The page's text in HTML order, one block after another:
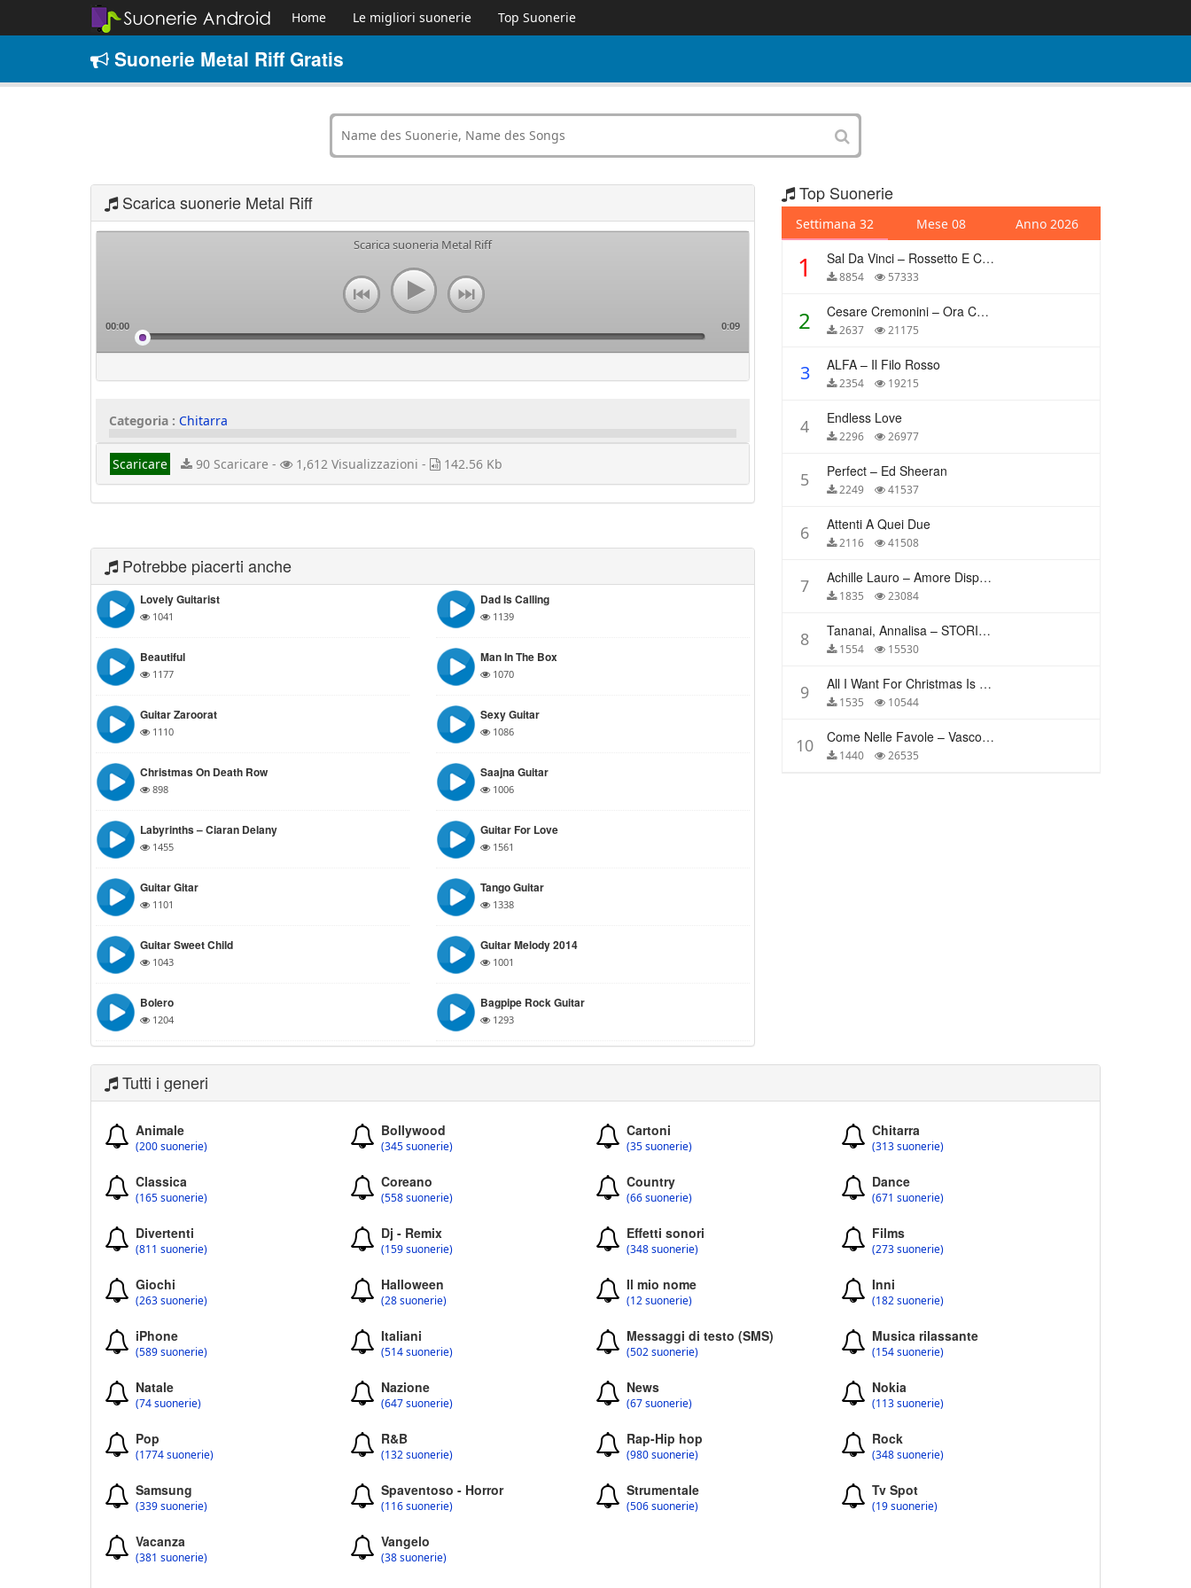
Home Le migliori suonerie Top Suonerie
Suonerie Metal Riff Gratis
Scarica suonerie Metal Riff
Scarica suoneria Metal Riff
00:00 0:09
Categoria : Chitarra
Scaricare 90 Scaricare - 1,612 Visualizzazioni - 142.56 Kb
Potrebbe piacerti anche
Lovely Guitarist
1041
Dad Is Calling
1139
Beautiful
1177
Man In The Box
1070
Guitar Zaroorat
1110
Sexy Guitar
1086
Christmas On Death Row
898
Saajna Guitar
1006
Labyrinths – Ciaran Delany
1455
Guitar For Love
1561
Guitar Gitar
1101
Tango Guitar
1338
Guitar Sweet Child
1043
Guitar Melody 2014
1001
Bolero
1204
Bagpipe Rock Guitar
1293
Top Suonerie
Settimana 32 Mese 08 Anno 2026
1 Sal Da Vinci – Rossetto E Caffè
8854 57333
2 Cesare Cremonini – Ora Che Non Ho Più Te
2637 21175
3 ALFA – Il Filo Rosso
2354 19215
4 Endless Love
2296 26977
5 Perfect – Ed Sheeran
2249 41537
6 Attenti A Quei Due
2116 41508
7 Achille Lauro – Amore Disperato
1835 23084
8 Tananai, Annalisa – STORIE BREVI
1554 15530
9 All I Want For Christmas Is You – Mariah Carey
1535 10544
10 Come Nelle Favole – Vasco Rossi
1440 26535
Tutti i generi
Animale
(200 suonerie)
Bollywood
(345 suonerie)
Cartoni
(35 suonerie)
Chitarra
(313 suonerie)
Classica
(165 suonerie)
Coreano
(558 suonerie)
Country
(66 suonerie)
Dance
(671 suonerie)
Divertenti
(811 suonerie)
Dj - Remix
(159 suonerie)
Effetti sonori
(348 suonerie)
Films
(273 suonerie)
Giochi
(263 suonerie)
Halloween
(28 suonerie)
Il mio nome
(12 suonerie)
Inni
(182 suonerie)
iPhone
(589 suonerie)
Italiani
(514 suonerie)
Messaggi di testo (SMS)
(502 suonerie)
Musica rilassante
(154 suonerie)
Natale
(74 suonerie)
Nazione
(647 suonerie)
News
(67 suonerie)
Nokia
(113 suonerie)
Pop
(1774 suonerie)
R&B
(132 suonerie)
Rap-Hip hop
(980 suonerie)
Rock
(348 suonerie)
Samsung
(339 suonerie)
Spaventoso - Horror
(116 suonerie)
Strumentale
(506 suonerie)
Tv Spot
(19 suonerie)
Vacanza
(381 suonerie)
Vangelo
(38 suonerie)